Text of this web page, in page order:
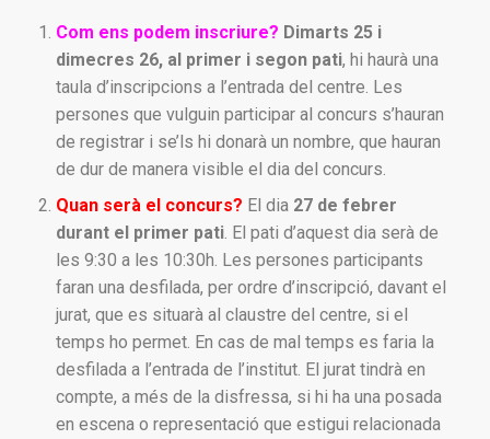
Com ens podem inscriure? Dimarts 25 i
dimecres 26, al primer i segon pati, hi haurà una
taula d’inscripcions a l’entrada del centre. Les
persones que vulguin participar al concurs s’hauran
de registrar i se’ls hi donarà un nombre, que hauran
de dur de manera visible el dia del concurs.
Quan serà el concurs? El dia 27 de febrer
durant el primer pati. El pati d’aquest dia serà de
les 9:30 a les 10:30h. Les persones participants
faran una desfilada, per ordre d’inscripció, davant el
jurat, que es situarà al claustre del centre, si el
temps ho permet. En cas de mal temps es faria la
desfilada a l’entrada de l’institut. El jurat tindrà en
compte, a més de la disfressa, si hi ha una posada
en escena o representació que estigui relacionada